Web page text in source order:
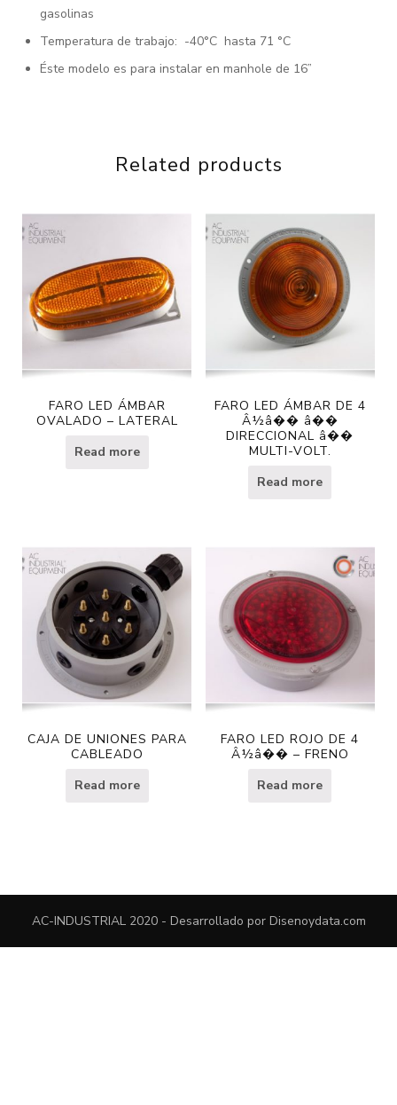
gasolinas
Temperatura de trabajo: -40°C hasta 71 °C
Éste modelo es para instalar en manhole de 16”
Related products
FARO LED ÁMBAR
OVALADO – LATERAL
Read more
FARO LED ÁMBAR DE 4
Â½â�� â��
DIRECCIONAL â��
MULTI-VOLT.
Read more
CAJA DE UNIONES PARA
CABLEADO
Read more
FARO LED ROJO DE 4
Â½â�� – FRENO
Read more
AC-INDUSTRIAL 2020 - Desarrollado por Disenoydata.com